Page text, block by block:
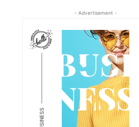
- Advertisement -